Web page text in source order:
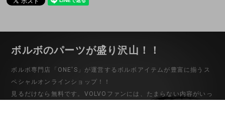
ボルボのパーツが盛り沢山！！
ボルボ専門店「ONE'S」が運営するボルボアイテムが豊富に揃うス
ペシャルオンラインショップ！！
見るだけなら無料です。VOLVOファンには、たまらない内容がいっ